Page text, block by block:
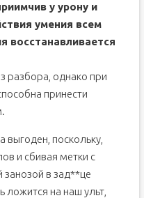
у урону и
умения всем
восстанавливается
разбора, однако при
принести
выгоден, поскольку,
и сбивая метки с
занозой в зад**це
ложится на наш ульт,